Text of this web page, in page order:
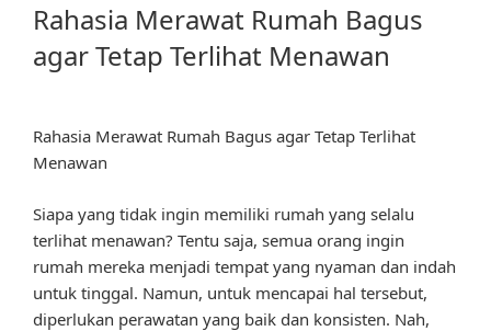
Rahasia Merawat Rumah Bagus
agar Tetap Terlihat Menawan
Rahasia Merawat Rumah Bagus agar Tetap Terlihat
Menawan
Siapa yang tidak ingin memiliki rumah yang selalu
terlihat menawan? Tentu saja, semua orang ingin
rumah mereka menjadi tempat yang nyaman dan indah
untuk tinggal. Namun, untuk mencapai hal tersebut,
diperlukan perawatan yang baik dan konsisten. Nah,